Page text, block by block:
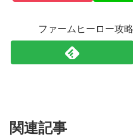
ファームヒーロー攻
関連記事